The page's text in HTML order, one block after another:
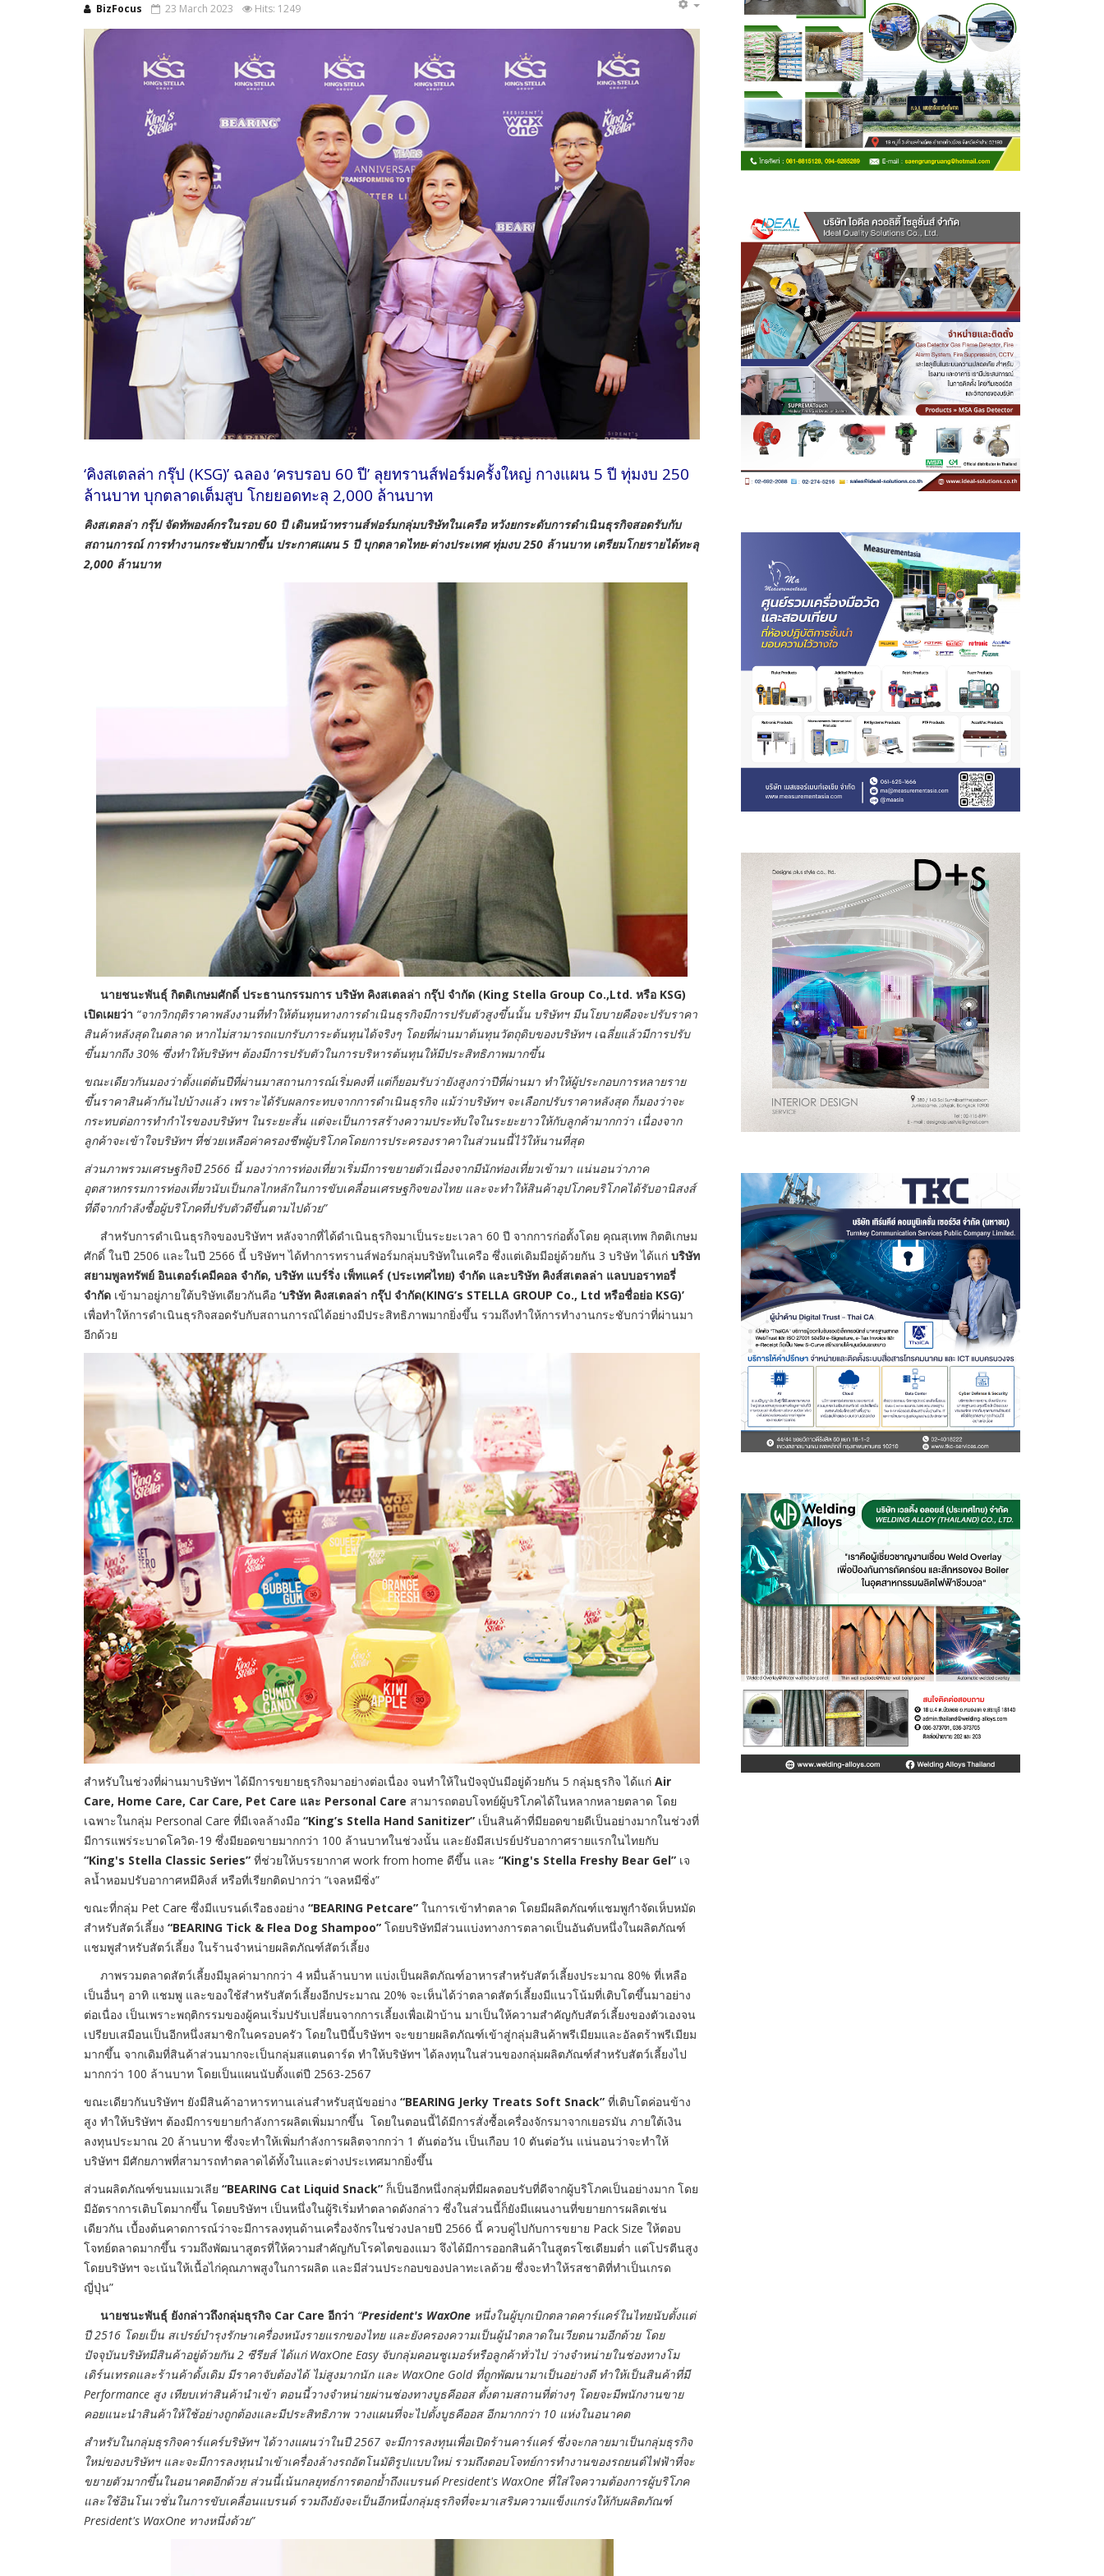
BizFocus 23 March 2023 Hits: 1249
‘คิงสเตลล่า กรุ๊ป (KSG)’ ฉลอง ‘ครบรอบ 60 ปี’ ลุยทรานส์ฟอร์มครั้งใหญ่ กางแผน 5 ปี ทุ่มงบ 250
ล้านบาท บุกตลาดเต็มสูบ โกยยอดทะลุ 2,000 ล้านบาท
คิงสเตลล่า กรุ๊ป จัดทัพองค์กรในรอบ 60 ปี เดินหน้าทรานส์ฟอร์มกลุ่มบริษัทในเครือ หวังยกระดับการดำเนินธุรกิจสอดรับกับ
สถานการณ์ การทำงานกระชับมากขึ้น ประกาศแผน 5 ปี บุกตลาดไทย-ต่างประเทศ ทุ่มงบ 250 ล้านบาท เตรียมโกยรายได้ทะลุ
2,000 ล้านบาท
นายชนะพันธุ์ กิตติเกษมศักดิ์ ประธานกรรมการ บริษัท คิงสเตลล่า กรุ๊ป จำกัด (King Stella Group Co.,Ltd. หรือ KSG)
เปิดเผยว่า “จากวิกฤติราคาพลังงานที่ทำให้ต้นทุนทางการดำเนินธุรกิจมีการปรับตัวสูงขึ้นนั้น บริษัทฯ มีนโยบายคือจะปรับราคา
สินค้าหลังสุดในตลาด หากไม่สามารถแบกรับภาระต้นทุนได้จริงๆ โดยที่ผ่านมาต้นทุนวัตถุดิบของบริษัทฯ เฉลี่ยแล้วมีการปรับ
ขึ้นมากถึง 30% ซึ่งทำให้บริษัทฯ ต้องมีการปรับตัวในการบริหารต้นทุนให้มีประสิทธิภาพมากขึ้น
ขณะเดียวกันมองว่าตั้งแต่ต้นปีที่ผ่านมาสถานการณ์เริ่มคงที่ แต่ก็ยอมรับว่ายังสูงกว่าปีที่ผ่านมา ทำให้ผู้ประกอบการหลายราย
ขึ้นราคาสินค้ากันไปบ้างแล้ว เพราะได้รับผลกระทบจากการดำเนินธุรกิจ แม้ว่าบริษัทฯ จะเลือกปรับราคาหลังสุด ก็มองว่าจะ
กระทบต่อการทำกำไรของบริษัทฯ ในระยะสั้น แต่จะเป็นการสร้างความประทับใจในระยะยาวให้กับลูกค้ามากกว่า เนื่องจาก
ลูกค้าจะเข้าใจบริษัทฯ ที่ช่วยเหลือค่าครองชีพผู้บริโภคโดยการประครองราคาในส่วนนนี้ไว้ให้นานที่สุด
ส่วนภาพรวมเศรษฐกิจปี 2566 นี้ มองว่าการท่องเที่ยวเริ่มมีการขยายตัวเนื่องจากมีนักท่องเที่ยวเข้ามา แน่นอนว่าภาค
อุตสาหกรรมการท่องเที่ยวนับเป็นกลไกหลักในการขับเคลื่อนเศรษฐกิจของไทย และจะทำให้สินค้าอุปโภคบริโภคได้รับอานิสงส์
ที่ดีจากกำลังซื้อผู้บริโภคที่ปรับตัวดีขึ้นตามไปด้วย”
สำหรับการดำเนินธุรกิจของบริษัทฯ หลังจากที่ได้ดำเนินธุรกิจมาเป็นระยะเวลา 60 ปี จากการก่อตั้งโดย คุณสุเทพ กิตติเกษม
ศักดิ์ ในปี 2506 และในปี 2566 นี้ บริษัทฯ ได้ทำการทรานส์ฟอร์มกลุ่มบริษัทในเครือ ซึ่งแต่เดิมมีอยู่ด้วยกัน 3 บริษัท ได้แก่ บริษัท
สยามพูลทรัพย์ อินเตอร์เคมีคอล จำกัด, บริษัท แบร์ริ่ง เพ็ทแคร์ (ประเทศไทย) จำกัด และบริษัท คิงส์สเตลล่า แลบบอราทอรี่
จำกัด เข้ามาอยู่ภายใต้บริษัทเดียวกันคือ ‘บริษัท คิงสเตลล่า กรุ๊ป จำกัด(KING’s STELLA GROUP Co., Ltd หรือชื่อย่อ KSG)’
เพื่อทำให้การดำเนินธุรกิจสอดรับกับสถานการณ์ได้อย่างมีประสิทธิภาพมากยิ่งขึ้น รวมถึงทำให้การทำงานกระชับกว่าที่ผ่านมา
อีกด้วย
สำหรับในช่วงที่ผ่านมาบริษัทฯ ได้มีการขยายธุรกิจมาอย่างต่อเนื่อง จนทำให้ในปัจจุบันมีอยู่ด้วยกัน 5 กลุ่มธุรกิจ ได้แก่ Air
Care, Home Care, Car Care, Pet Care และ Personal Care สามารถตอบโจทย์ผู้บริโภคได้ในหลากหลายตลาด โดย
เฉพาะในกลุ่ม Personal Care ที่มีเจลล้างมือ “King’s Stella Hand Sanitizer” เป็นสินค้าที่มียอดขายดีเป็นอย่างมากในช่วงที่
มีการแพร่ระบาดโควิด-19 ซึ่งมียอดขายมากกว่า 100 ล้านบาทในช่วงนั้น และยังมีสเปรย์ปรับอากาศรายแรกในไทยกับ
“King's Stella Classic Series” ที่ช่วยให้บรรยากาศ work from home ดีขึ้น และ “King's Stella Freshy Bear Gel” เจ
ลน้ำหอมปรับอากาศหมีคิงส์ หรือที่เรียกติดปากว่า “เจลหมีซิ่ง”
ขณะที่กลุ่ม Pet Care ซึ่งมีแบรนด์เรือธงอย่าง “BEARING Petcare” ในการเข้าทำตลาด โดยมีผลิตภัณฑ์แชมพูกำจัดเห็บหมัด
สำหรับสัตว์เลี้ยง “BEARING Tick & Flea Dog Shampoo” โดยบริษัทมีส่วนแบ่งทางการตลาดเป็นอันดับหนึ่งในผลิตภัณฑ์
แชมพูสำหรับสัตว์เลี้ยง ในร้านจำหน่ายผลิตภัณฑ์สัตว์เลี้ยง
ภาพรวมตลาดสัตว์เลี้ยงมีมูลค่ามากกว่า 4 หมื่นล้านบาท แบ่งเป็นผลิตภัณฑ์อาหารสำหรับสัตว์เลี้ยงประมาณ 80% ที่เหลือ
เป็นอื่นๆ อาทิ แชมพู และของใช้สำหรับสัตว์เลี้ยงอีกประมาณ 20% จะเห็นได้ว่าตลาดสัตว์เลี้ยงมีแนวโน้มที่เติบโตขึ้นมาอย่าง
ต่อเนื่อง เป็นเพราะพฤติกรรมของผู้คนเริ่มปรับเปลี่ยนจากการเลี้ยงเพื่อเฝ้าบ้าน มาเป็นให้ความสำคัญกับสัตว์เลี้ยงของตัวเองจน
เปรียบเสมือนเป็นอีกหนึ่งสมาชิกในครอบครัว โดยในปีนี้บริษัทฯ จะขยายผลิตภัณฑ์เข้าสู่กลุ่มสินค้าพรีเมียมและอัลตร้าพรีเมียม
มากขึ้น จากเดิมที่สินค้าส่วนมากจะเป็นกลุ่มสแตนดาร์ด ทำให้บริษัทฯ ได้ลงทุนในส่วนของกลุ่มผลิตภัณฑ์สำหรับสัตว์เลี้ยงไป
มากกว่า 100 ล้านบาท โดยเป็นแผนนับตั้งแต่ปี 2563-2567
ขณะเดียวกันบริษัทฯ ยังมีสินค้าอาหารทานเล่นสำหรับสุนัขอย่าง “BEARING Jerky Treats Soft Snack” ที่เติบโตค่อนข้าง
สูง ทำให้บริษัทฯ ต้องมีการขยายกำลังการผลิตเพิ่มมากขึ้น โดยในตอนนี้ได้มีการสั่งซื้อเครื่องจักรมาจากเยอรมัน ภายใต้เงิน
ลงทุนประมาณ 20 ล้านบาท ซึ่งจะทำให้เพิ่มกำลังการผลิตจากกว่า 1 ตันต่อวัน เป็นเกือบ 10 ตันต่อวัน แน่นอนว่าจะทำให้
บริษัทฯ มีศักยภาพที่สามารถทำตลาดได้ทั้งในและต่างประเทศมากยิ่งขึ้น
ส่วนผลิตภัณฑ์ขนมแมวเลีย “BEARING Cat Liquid Snack” ก็เป็นอีกหนึ่งกลุ่มที่มีผลตอบรับที่ดีจากผู้บริโภคเป็นอย่างมาก โดย
มีอัตราการเติบโตมากขึ้น โดยบริษัทฯ เป็นหนึ่งในผู้ริเริ่มทำตลาดดังกล่าว ซึ่งในส่วนนี้ก็ยังมีแผนงานที่ขยายการผลิตเช่น
เดียวกัน เบื้องต้นคาดการณ์ว่าจะมีการลงทุนด้านเครื่องจักรในช่วงปลายปี 2566 นี้ ควบคู่ไปกับการขยาย Pack Size ให้ตอบ
โจทย์ตลาดมากขึ้น รวมถึงพัฒนาสูตรที่ให้ความสำคัญกับโรคไตของแมว จึงได้มีการออกสินค้าในสูตรโซเดียมต่ำ แต่โปรตีนสูง
โดยบริษัทฯ จะเน้นให้เนื้อไก่คุณภาพสูงในการผลิต และมีส่วนประกอบของปลาทะเลด้วย ซึ่งจะทำให้รสชาติที่ทำเป็นเกรด
ญี่ปุ่น”
นายชนะพันธุ์ ยังกล่าวถึงกลุ่มธุรกิจ Car Care อีกว่า “President's WaxOne หนึ่งในผู้บุกเบิกตลาดคาร์แคร์ในไทยนับตั้งแต่
ปี 2516 โดยเป็น สเปรย์บำรุงรักษาเครื่องหนังรายแรกของไทย และยังครองความเป็นผู้นำตลาดในเวียดนามอีกด้วย โดย
ปัจจุบันบริษัทมีสินค้าอยู่ด้วยกัน 2 ซีรียส์ ได้แก่ WaxOne Easy จับกลุ่มคอนซูเมอร์หรือลูกค้าทั่วไป ว่างจำหน่ายในช่องทางโม
เดิร์นเทรดและร้านค้าดั้งเดิม มีราคาจับต้องได้ ไม่สูงมากนัก และ WaxOne Gold ที่ถูกพัฒนามาเป็นอย่างดี ทำให้เป็นสินค้าที่มี
Performance สูง เทียบเท่าสินค้านำเข้า ตอนนี้วางจำหน่ายผ่านช่องทางบูธคีออส ตั้งตามสถานที่ต่างๆ โดยจะมีพนักงานขาย
คอยแนะนำสินค้าให้ใช้อย่างถูกต้องและมีประสิทธิภาพ วางแผนที่จะไปตั้งบูธคีออส อีกมากกว่า 10 แห่งในอนาคต
สำหรับในกลุ่มธุรกิจคาร์แคร์บริษัทฯ ได้วางแผนว่าในปี 2567 จะมีการลงทุนเพื่อเปิดร้านคาร์แคร์ ซึ่งจะกลายมาเป็นกลุ่มธุรกิจ
ใหม่ของบริษัทฯ และจะมีการลงทุนนำเข้าเครื่องล้างรถอัตโนมัติรูปแบบใหม่ รวมถึงตอบโจทย์การทำงานของรถยนต์ไฟฟ้าที่จะ
ขยายตัวมากขึ้นในอนาคตอีกด้วย ส่วนนี้เน้นกลยุทธ์การตอกย้ำถึงแบรนด์ President's WaxOne ที่ใส่ใจความต้องการผู้บริโภค
และใช้อินโนเวชั่นในการขับเคลื่อนแบรนด์ รวมถึงยังจะเป็นอีกหนึ่งกลุ่มธุรกิจที่จะมาเสริมความแข็งแกร่งให้กับผลิตภัณฑ์
President's WaxOne ทางหนึ่งด้วย”